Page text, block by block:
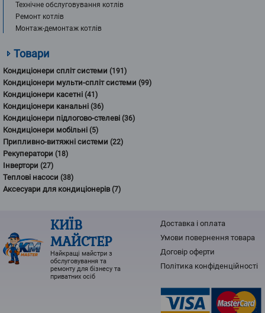
Технічне обслуговування котлів
Ремонт котлів
Монтаж-демонтаж котлів
Товари
Кондиціонери спліт системи (191)
Кондиціонери мульти-спліт системи (99)
Кондиціонери касетні (41)
Кондиціонери канальні (36)
Кондиціонери підлогово-стелеві (36)
Кондиціонери мобільні (5)
Припливно-витяжні системи (22)
Рекуператори (18)
Інвертори (27)
Теплові насоси (38)
Аксесуари для кондиціонерів(7)
КИЇВ
МАЙСТЕР
Найкращі майстри з
обслуговування та
ремонту для бізнесу та
приватних осіб
Доставка і оплата
Умови повернення товарa
Договір оферти
Політика конфіденційності